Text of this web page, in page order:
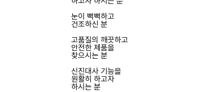
눈이 뻑뻑하고
건조하신 분
고품질의 깨끗하고
안전한 제품을
찾으시는 분
신진대사 기능을
원활히 하고자
하시는 분